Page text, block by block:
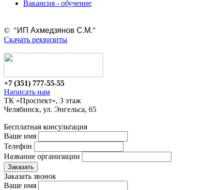
Вакансия - обучение
© "ИП Ахмедзянов С.М."
Скачать реквизиты
+7 (351) 777-55-55
Написать нам
ТК «Проспект», 3 этаж
Челябинск, ул. Энгельса, 65
Бесплатная консультация
Ваше имя
Телефон
Название организации
Заказать звонок
Ваше имя